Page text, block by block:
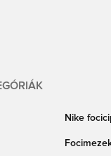
a hagyományos, egyenes
Nike